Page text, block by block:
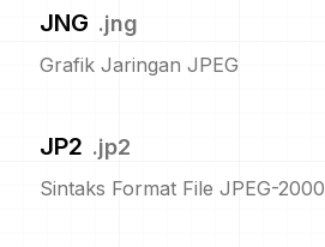
JNG .jng
Grafik Jaringan JPEG
JP2 .jp2
Sintaks Format File JPEG-2000